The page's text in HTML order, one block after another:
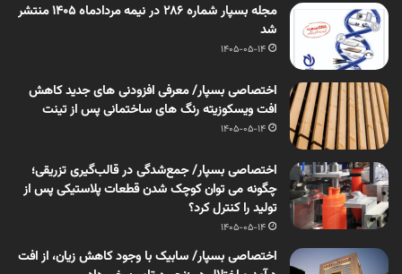
مجله بسپار شماره 286 در نیمه مردادماه 1405 منتشر
شد
1405-05-14
اختصاصی بسپار/ معرفی افزودنی های جدید کاهش
افت ویسکوزیته رنگ های ساختمانی پس از تینت
1405-05-14
اختصاصی بسپار/ جمع‌شدگی در قالب‌گیری تزریقی؛
چگونه می توان کوچک شدن قطعات پلاستیکی پس از
تولید را کنترل کرد؟
1405-05-14
اختصاصی بسپار/ سابیک با وجود کاهش زیان، از افت